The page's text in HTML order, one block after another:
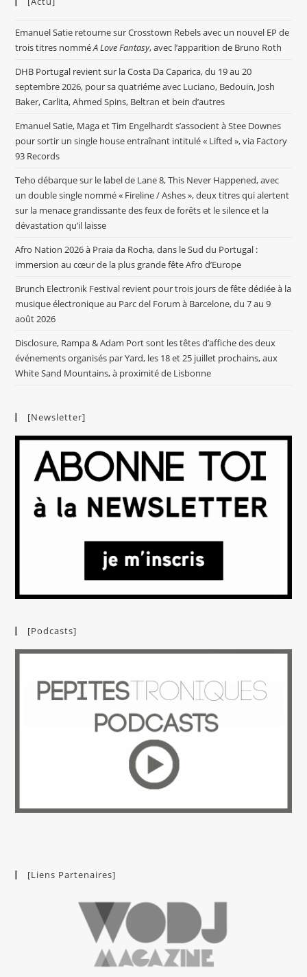
Emanuel Satie retourne sur Crosstown Rebels avec un nouvel EP de
trois titres nomméA Love Fantasy, avec l’apparition de Bruno Roth
DHB Portugal revient sur la Costa Da Caparica, du 19 au 20
septembre 2026, pour sa quatriéme avec Luciano, Bedouin, Josh
Baker, Carlita, Ahmed Spins, Beltran et bein d’autres
Emanuel Satie, Maga et Tim Engelhardt s’associent à Stee Downes
pour sortir un single house entraînant intitulé « Lifted », via Factory
93 Records
Teho débarque sur le label de Lane 8, This Never Happened, avec
un double single nommé « Fireline / Ashes », deux titres qui alertent
sur la menace grandissante des feux de forêts et le silence et la
dévastation qu’il laisse
Afro Nation 2026 à Praia da Rocha, dans le Sud du Portugal :
immersion au cœur de la plus grande fête Afro d’Europe
Brunch Electronik Festival revient pour trois jours de fête dédiée à la
musique électronique au Parc del Forum à Barcelone, du 7 au 9
août 2026
Disclosure, Rampa & Adam Port sont les têtes d’affiche des deux
événements organisés par Yard, les 18 et 25 juillet prochains, aux
White Sand Mountains, à proximité de Lisbonne
[Newsletter]
[Podcasts]
[Liens Partenaires]